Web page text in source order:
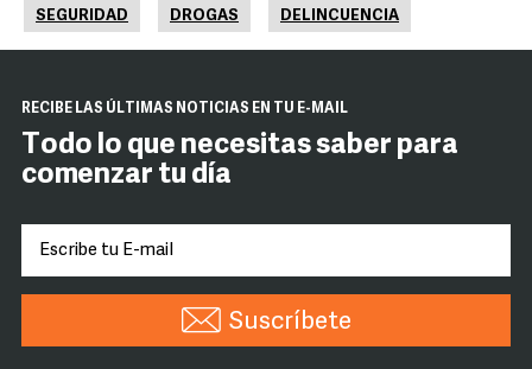
SEGURIDAD DROGAS DELINCUENCIA
RECIBE LAS ÚLTIMAS NOTICIAS EN TU E-MAIL
Todo lo que necesitas saber para
comenzar tu día
Suscríbete